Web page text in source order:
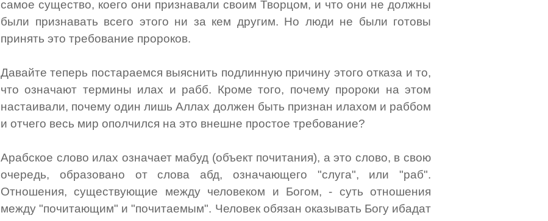
самое существо, коего они признавали своим Творцом, и что они не должны
были признавать всего этого ни за кем другим. Но люди не были готовы
принять это требование пророков.
Давайте теперь постараемся выяснить подлинную причину этого отказа и то,
что означают термины илах и рабб. Кроме того, почему пророки на этом
настаивали, почему один лишь Аллах должен быть признан илахом и раббом
и отчего весь мир ополчился на это внешне простое требование?
Арабское слово илах означает мабуд (объект почитания), а это слово, в свою
очередь, образовано от слова абд, означающего "слуга", или "раб".
Отношения, существующие между человеком и Богом, - суть отношения
между "почитающим" и "почитаемым". Человек обязан оказывать Богу ибадат